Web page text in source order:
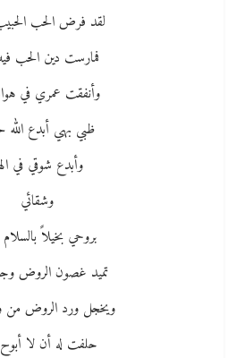
لقد فرض الحب
فمارست دين الحب
وأنفقت عمري في
ظبي بهي أبدع الله
وأبدع شوقي في
وشقائي
بروحي بخيلاً
تميد غصون الروض
ويخجل ورد الروض من
حلفت له أن لا